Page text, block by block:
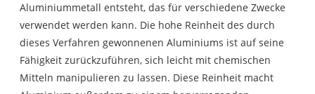
Aluminiummetall entsteht, das für verschiedene Zwecke
verwendet werden kann. Die hohe Reinheit des durch
dieses Verfahren gewonnenen Aluminiums ist auf seine
Fähigkeit zurückzuführen, sich leicht mit chemischen
Mitteln manipulieren zu lassen. Diese Reinheit macht